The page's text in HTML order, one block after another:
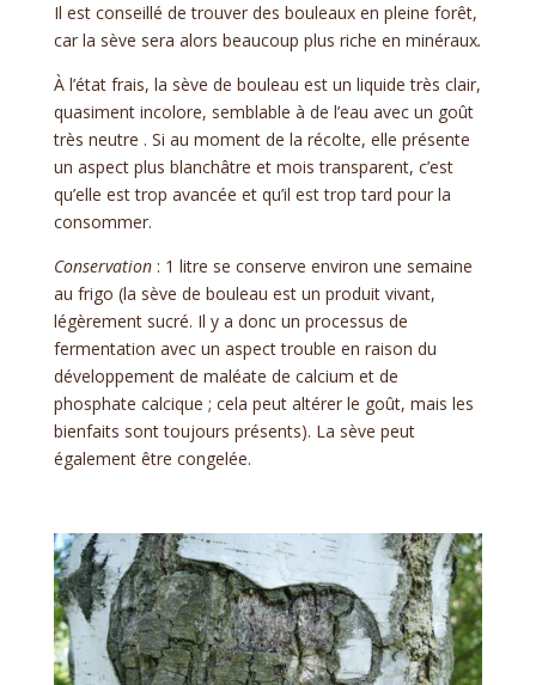
Il est conseillé de trouver des bouleaux en pleine forêt,
car la sève sera alors beaucoup plus riche en minéraux.
À l’état frais, la sève de bouleau est un liquide très clair,
quasiment incolore, semblable à de l’eau avec un goût
très neutre . Si au moment de la récolte, elle présente
un aspect plus blanchâtre et mois transparent, c’est
qu’elle est trop avancée et qu’il est trop tard pour la
consommer.
Conservation: 1 litre se conserve environ une semaine
au frigo (la sève de bouleau est un produit vivant,
légèrement sucré. Il y a donc un processus de
fermentation avec un aspect trouble en raison du
développement de maléate de calcium et de
phosphate calcique ; cela peut altérer le goût, mais les
bienfaits sont toujours présents). La sève peut
également être congelée.